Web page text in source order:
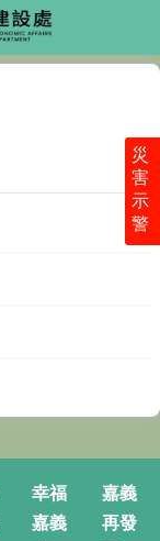
災
害
示
警
幸福
嘉義
嘉義
再發